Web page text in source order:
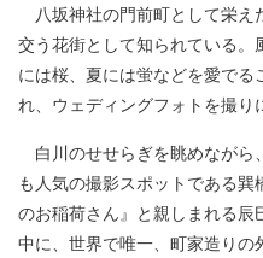
八坂神社の門前町として栄え
交う花街として知られている
には桜、夏には蛍などを愛で
れ、ウェディングフォトを撮り
白川のせせらぎを眺めながら
も人気の撮影スポットである
のお稲荷さん』と親しまれる
中に、世界で唯一、町家造りの